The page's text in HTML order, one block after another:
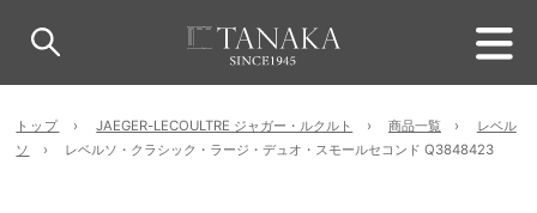
トップ JAEGER-LECOULTRE ジャガー・ルクルト 商品一覧
レベル
ソ
レベルソ・クラシック・ラージ・デュオ・スモールセコンド Q3848423